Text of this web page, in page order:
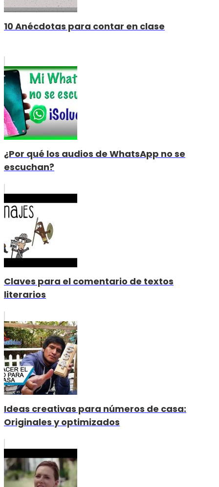
10 Anécdotas para contar en clase
¿Por qué los audios de WhatsApp no se
escuchan?
Claves para el comentario de textos
literarios
Ideas creativas para números de casa:
Originales y optimizados